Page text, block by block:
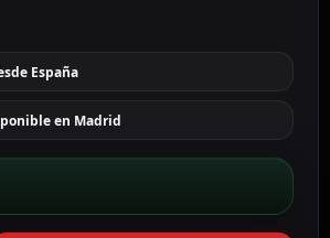
España
en Madrid